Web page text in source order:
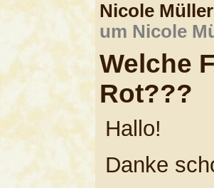
Nicole
um Nicole
Welche
Rot???
Hallo!
Danke